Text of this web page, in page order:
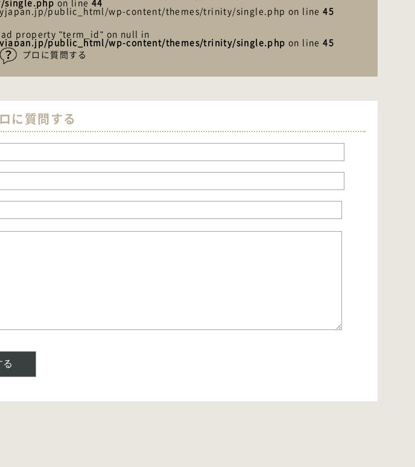
single.php on line 44
public_html/wp-content/themes/trinity/single.php on line45
property "term_id" on null in
public_html/wp-content/themes/trinity/single.php on line45
プロに質問する
に質問する